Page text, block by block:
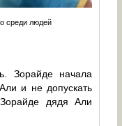
среди людей
Зорайде начала
и не допускать
дядя Али